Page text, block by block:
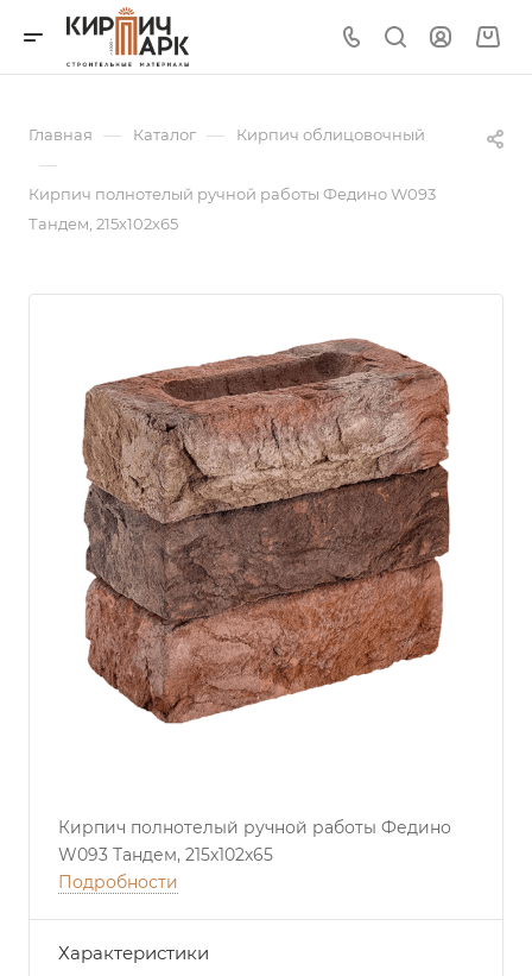
Главная — Каталог — Кирпич облицовочный
—
Кирпич полнотелый ручной работы Федино W093
Тандем, 215х102х65
Кирпич полнотелый ручной работы Федино
W093 Тандем, 215х102х65
Подробности
Характеристики